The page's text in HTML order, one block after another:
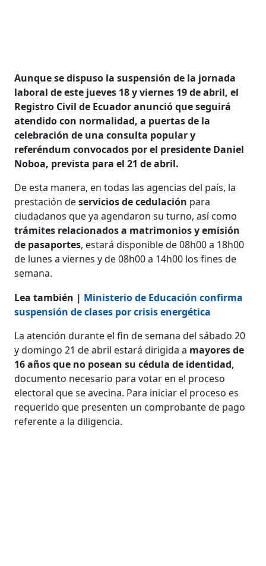
Aunque se dispuso la suspensión de la jornada
laboral de este jueves 18 y viernes 19 de abril, el
Registro Civil de Ecuador anunció que seguirá
atendido con normalidad, a puertas de la
celebración de una consulta popular y
referéndum convocados por el presidente Daniel
Noboa, prevista para el 21 de abril.
De esta manera, en todas las agencias del país, la
prestación deservicios de cedulación para
ciudadanos que ya agendaron su turno, así como
trámites relacionados a matrimonios y emisión
de pasaportes, estará disponible de 08h00 a 18h00
de lunes a viernes y de 08h00 a 14h00 los fines de
semana.
Lea también | Ministerio de Educación confirma
suspensión de clases por crisis energética
La atención durante el fin de semana del sábado 20
y domingo 21 de abril estará dirigida a mayores de
16 años que no posean su cédula de identidad,
documento necesario para votar en el proceso
electoral que se avecina. Para iniciar el proceso es
requerido que presenten un comprobante de pago
referente a la diligencia.